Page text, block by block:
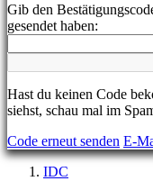
TR
UK
Das
Das
Gib den
gesendet haben:
Hast du keinen Code
siehst, schau mal im
Code erneut senden E-
IDC